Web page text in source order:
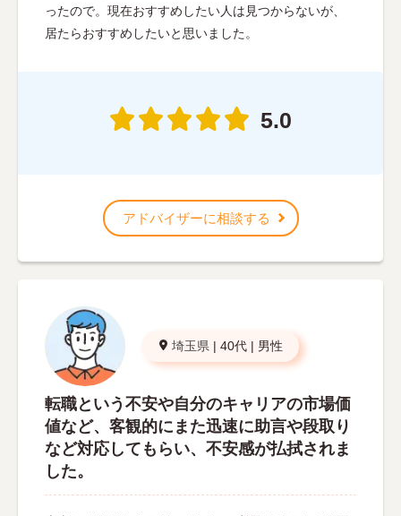
ったので。現在おすすめしたい人は見つからないが、
居たらおすすめしたいと思いました。
5.0
アドバイザーに相談する
埼玉県 | 40代 | 男性
転職という不安や自分のキャリアの市場価
値など、客観的にまた迅速に助言や段取り
など対応してもらい、不安感が払拭されま
した。